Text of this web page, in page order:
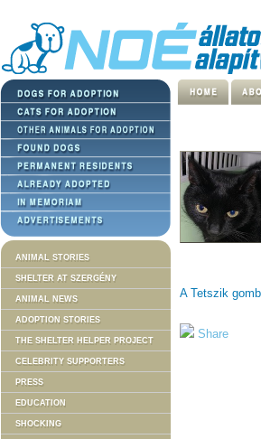
ANIMAL STORIES
SHELTER AT SZERGÉNY
ANIMAL NEWS
ADOPTION STORIES
THE SHELTER HELPER PROJECT
CELEBRITY SUPPORTERS
PRESS
EDUCATION
SHOCKING
A Tetszik
Share